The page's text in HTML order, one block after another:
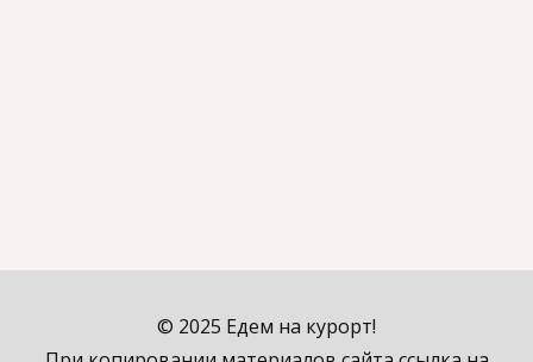
© 2025 Едем на курорт!